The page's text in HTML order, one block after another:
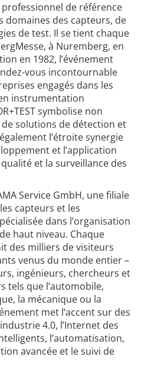
professionnel de référence
domaines des capteurs, de
de test. Il se tient chaque
à Nuremberg, en
en 1982, l’événement
vous incontournable
engagés dans les
instrumentation
symbolise non
solutions de détection et
l’étroite synergie
et l’application
et la surveillance des
Service GmbH, une filiale
capteurs et les
dans l’organisation
haut niveau. Chaque
des milliers de visiteurs
venus du monde entier –
ingénieurs, chercheurs et
tels que l’automobile,
la mécanique ou la
met l’accent sur des
4.0, l’Internet des
l’automatisation,
avancée et le suivi de